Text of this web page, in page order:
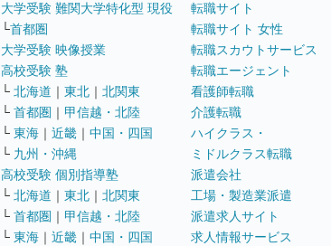
大学受験 難関大学特化型 現役
└首都圏
大学受験 映像授業
高校受験 塾
└ 北海道 ｜ 東北 ｜ 北関東
└ 首都圏 ｜ 甲信越・北陸
└ 東海 ｜ 近畿 ｜ 中国・四国
└ 九州・沖縄
高校受験 個別指導塾
└ 北海道 ｜ 東北 ｜ 北関東
└ 首都圏 ｜ 甲信越・北陸
└ 東海 ｜ 近畿 ｜ 中国・四国
転職サイト
転職サイト 女性
転職スカウトサービス
転職エージェント
看護師転職
介護転職
ハイクラス・
ミドルクラス転職
派遣会社
工場・製造業派遣
派遣求人サイト
求人情報サービス